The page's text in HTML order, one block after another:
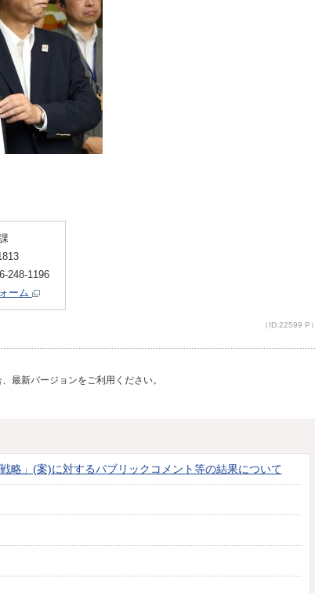
248-1196
ーム
（ID:22599 P）
最新バージョンをご利用ください。
略」(案)に対するパブリックコメント等の結果について